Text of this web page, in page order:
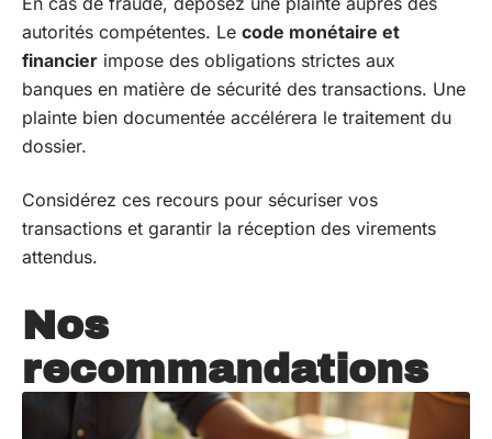
autorités compétentes. Le code monétaire et
financier impose des obligations strictes aux
banques en matière de sécurité des transactions. Une
plainte bien documentée accélérera le traitement du
dossier.
Considérez ces recours pour sécuriser vos
transactions et garantir la réception des virements
attendus.
Nos
recommandations